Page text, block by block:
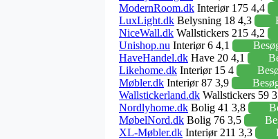
ModernRoom.dk Interiør 175 4,4
LuxLight.dk Belysning 18 4,3
NiceWall.dk Wallstickers 215 4,2
Unishop.nu Interiør 6 4,1
HaveHandel.dk Have 20 4,1
Likehome.dk Interiør 15 4
Møbler.dk Interiør 87 3,9
Wallstickerland.dk Wallstickers 59
Nordlyhome.dk Bolig 41 3,8
MøbelNord.dk Bolig 76 3,5
XL-Møbler.dk Interiør 211 3,3